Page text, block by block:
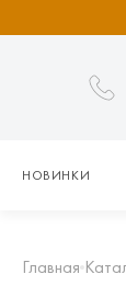
НОВИНКИ
Главная